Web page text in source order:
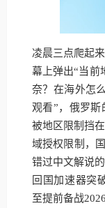
凌晨三点爬起
幕上弹出“当
奈？在海外怎
观看”，俄罗
被地区限制挡
域授权限制，
错过中文解说
回国加速器突
至提前备战